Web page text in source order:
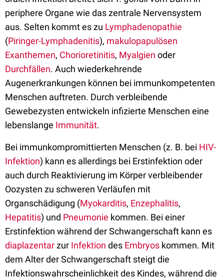
periphere Organe wie das zentrale Nervensystem
aus. Selten kommt es zu Lymphadenopathie
(Piringer-Lymphadenitis), makulopapulösen
Exanthemen, Chorioretinitis, Myalgien oder
Durchfällen. Auch wiederkehrende
Augenerkrankungen können bei immunkompetenten
Menschen auftreten. Durch verbleibende
Gewebezysten entwickeln infizierte Menschen eine
lebenslange Immunität.
Bei immunkompromittierten Menschen (z. B. bei HIV-
Infektion) kann es allerdings bei Erstinfektion oder
auch durch Reaktivierung im Körper verbleibender
Oozysten zu schweren Verläufen mit
Organschädigung (Myokarditis, Enzephalitis,
Hepatitis) und Pneumonie kommen. Bei einer
Erstinfektion während der Schwangerschaft kann es
diaplazentarzur Infektion des Embryos kommen. Mit
dem Alter der Schwangerschaft steigt die
Infektionswahrscheinlichkeit des Kindes, während die